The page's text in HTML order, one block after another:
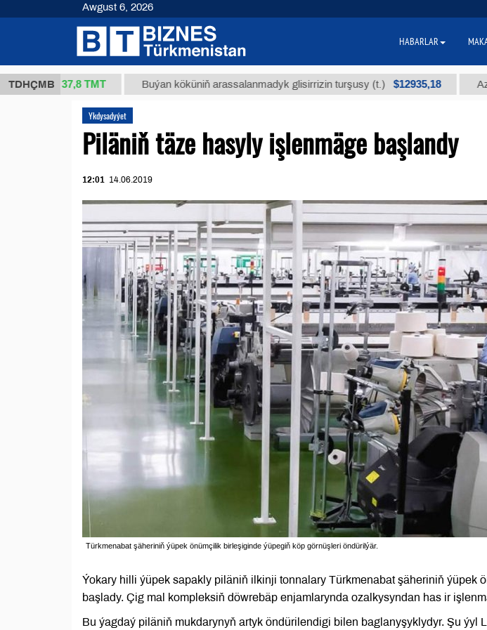
TDHÇMB
37,8 ТМТ Buýan köküniň arassalanmadyk glisirrizin turşusy (t.) $12935,18 Az
Ykdysadyýet
Piläniň täze hasyly işlenmäge başlandy
12:01 14.06.2019
Türkmenabat şäheriniň ýüpek önümçilik birleşiginde ýüpegiň köp görnüşleri öndürilýär.
Ýokary hilli ýüpek sapakly piläniň ilkinji tonnalary Türkmenabat şäheriniň ýüpek
başlady. Çig mal kompleksiň döwrebäp enjamlarynda ozalkysyndan has ir
Bu ýagdaý piläniň mukdarynyň artyk öndürilendigi bilen baglanyşyklydyr. Şu ýyl
Awgust 6, 2026
HABARLAR